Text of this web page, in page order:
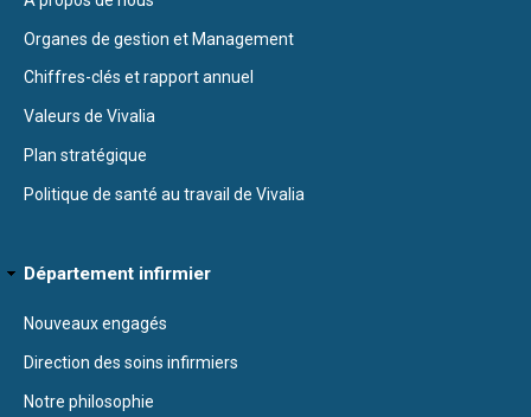
Organes de gestion et Management
Chiffres-clés et rapport annuel
Valeurs de Vivalia
Plan stratégique
Politique de santé au travail de Vivalia
Département infirmier
Nouveaux engagés
Direction des soins infirmiers
Notre philosophie